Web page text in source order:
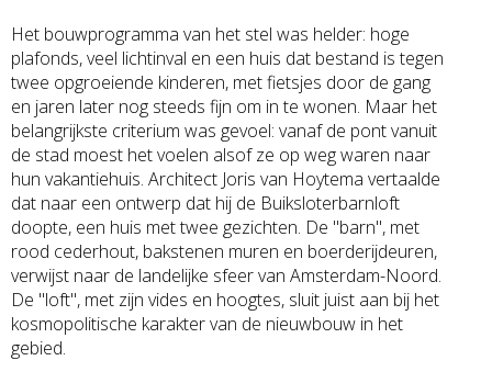
Het bouwprogramma van het stel was helder: hoge
plafonds, veel lichtinval en een huis dat bestand is tegen
twee opgroeiende kinderen, met fietsjes door de gang
en jaren later nog steeds fijn om in te wonen. Maar het
belangrijkste criterium was gevoel: vanaf de pont vanuit
de stad moest het voelen alsof ze op weg waren naar
hun vakantiehuis. Architect Joris van Hoytema vertaalde
dat naar een ontwerp dat hij de Buiksloterbarnloft
doopte, een huis met twee gezichten. De "barn", met
rood cederhout, bakstenen muren en boerderijdeuren,
verwijst naar de landelijke sfeer van Amsterdam-Noord.
De "loft", met zijn vides en hoogtes, sluit juist aan bij het
kosmopolitische karakter van de nieuwbouw in het
gebied.